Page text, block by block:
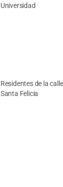
Universidad
Residentes de la
Santa Felicia